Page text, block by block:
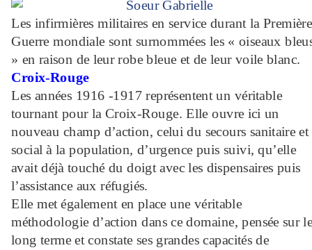
Les infirmières militaires en service durant la Première
Guerre mondiale sont surnommées les « oiseaux
» en raison de leur robe bleue et de leur voile blanc.
Croix-Rouge
Les années 1916 -1917 représentent un véritable
tournant pour la Croix-Rouge. Elle ouvre ici un
nouveau champ d’action, celui du secours sanitaire et
social à la population, d’urgence puis suivi, qu’elle
avait déjà touché du doigt avec les dispensaires puis
l’assistance aux réfugiés.
Elle met également en place une véritable
méthodologie d’action dans ce domaine, pensée sur
long terme et constate ses grandes capacités de